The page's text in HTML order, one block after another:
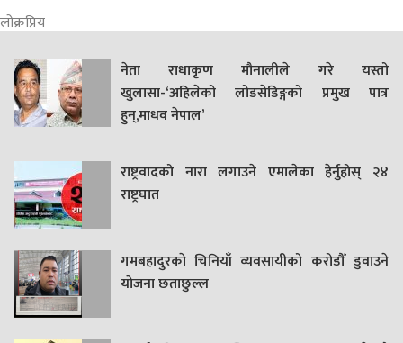
लोक्रप्रिय
नेता राधाकृण मौनालीले गरे यस्तो
खुलासा-‘अहिलेको लोडसेडिङ्गको प्रमुख पात्र
हुन्,माधव नेपाल’
राष्ट्रवादको नारा लगाउने एमालेका हेर्नुहोस् २४
राष्ट्रघात
गमबहादुरकाे चिनियाँ व्यवसायीको करोडौँ डुवाउने
याेजना छताछुल्ल